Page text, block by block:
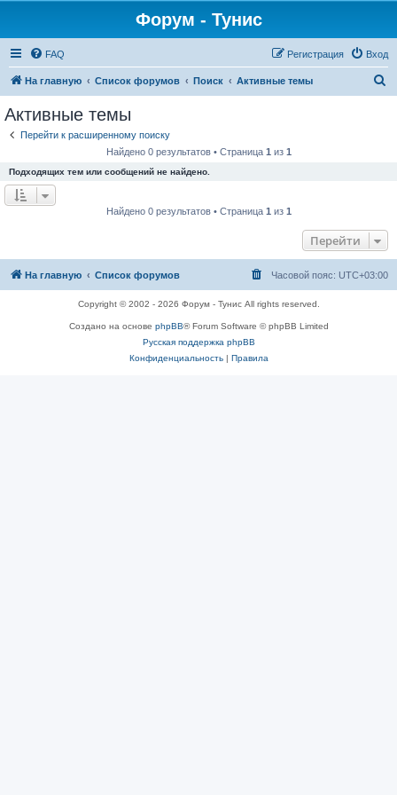
Форум - Тунис
FAQ Вход
Регистрация
На главную Список форумов Поиск Активные темы
Активные темы
Перейти к расширенному поиску
Найдено 0 результатов • Страница 1 из 1
Подходящих тем или сообщений не найдено.
Найдено 0 результатов • Страница 1 из 1
Перейти
На главную Список форумов Часовой пояс: UTC+03:00
Copyright © 2002 - 2026 Форум - Тунис All rights reserved.
Создано на основе phpBB® Forum Software © phpBB Limited
Русская поддержка phpBB
Конфиденциальность| Правила